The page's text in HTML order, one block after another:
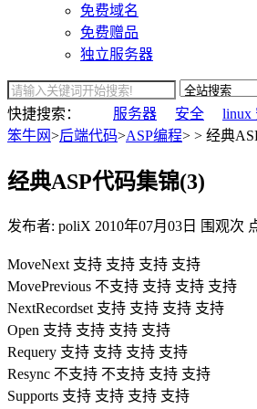
免费域名
免费赠品
独立服务器
快捷搜索： 服务器 安全 linux
笨牛网>后端代码>ASP编程> > 经典
经典ASP代码集锦(3)
发布者: poliX 2010年07月03日 围观次
MoveNext 支持 支持 支持 支持
MovePrevious 不支持 支持 支持 支持
NextRecordset 支持 支持 支持 支持
Open 支持 支持 支持 支持
Requery 支持 支持 支持 支持
Resync 不支持 不支持 支持 支持
Supports 支持 支持 支持 支持